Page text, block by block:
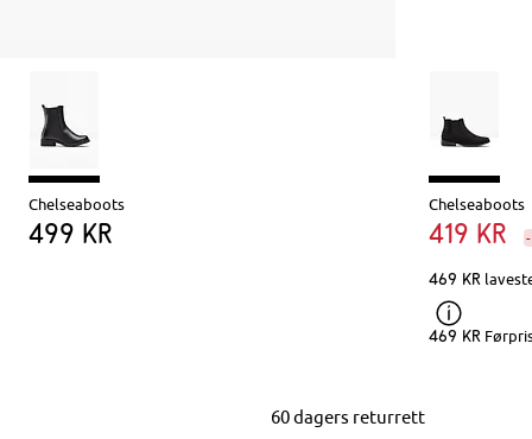
Chelseaboots
499 kr
Chelseaboots
419 kr
469 kr
469 kr
60 dagers returrett